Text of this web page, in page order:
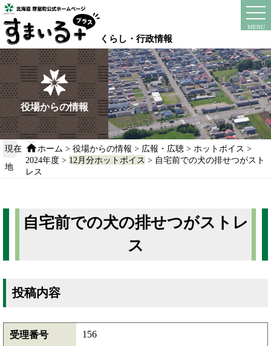
本
文
へ
移
動
る
くらし・行政情報
MENU
instagram
役場からの情報
現在
地
ホーム >役場からの情報 > 広報・広聴 > ホットボイス >
2024年度 > 12月分ホットボイス > 自宅前での犬の排せつがスト
レス
自宅前での犬の排せつがストレ
ス
投稿内容
受理番号 156